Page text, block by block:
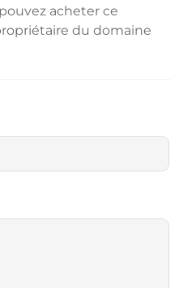
acheter ce
du domaine